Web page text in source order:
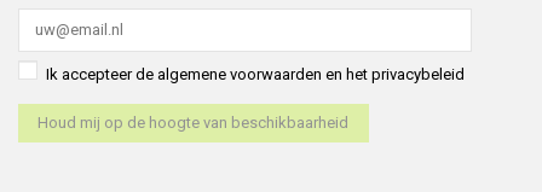
Ik accepteer de algemene voorwaarden en het privacybeleid